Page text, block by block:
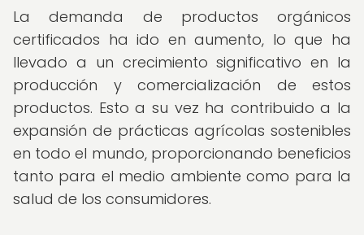
La demanda de productos orgánicos
certificados ha ido en aumento, lo que ha
llevado a un crecimiento significativo en la
producción y comercialización de estos
productos. Esto a su vez ha contribuido a la
expansión de prácticas agrícolas sostenibles
en todo el mundo, proporcionando beneficios
tanto para el medio ambiente como para la
salud de los consumidores.